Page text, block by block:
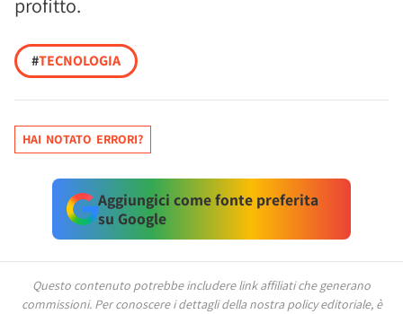
profitto.
#TECNOLOGIA
HAI NOTATO ERRORI?
Aggiungici come fonte preferita
su Google
Questo contenuto potrebbe includere link affiliati che generano
commissioni. Per conoscere i dettagli della nostra policy editoriale, è